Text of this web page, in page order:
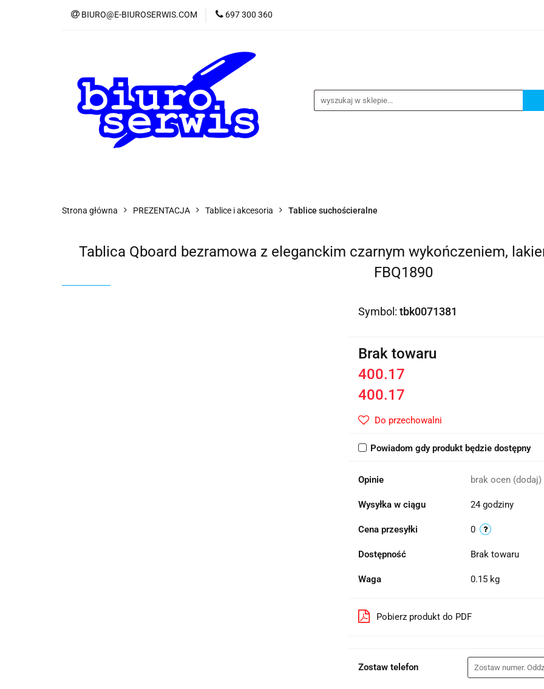
BIURO@E-BIUROSERWIS.COM 697 300 360
Strona główna PREZENTACJA Tablice i akcesoria Tablice suchościeralne
Tablica Qboard bezramowa z eleganckim czarnym wykończeniem,
FBQ1890
Symbol: tbk0071381
Brak towaru
400.17
400.17
Do przechowalni
Powiadom gdy produkt będzie dostępny
Opinie brak ocen (dodaj)
Wysyłka w ciągu 24 godziny
Cena przesyłki 0
Dostępność Brak towaru
Waga 0.15 kg
Pobierz produkt do PDF
Zostaw telefon